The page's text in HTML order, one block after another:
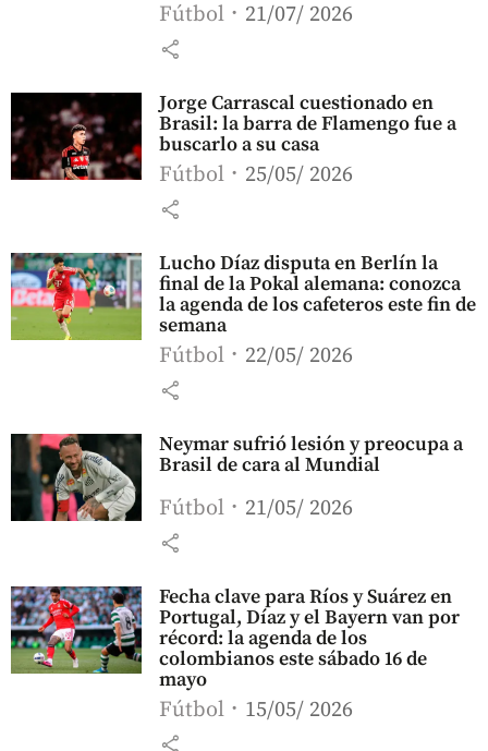
Fútbol 21/07/ 2026
share
Jorge Carrascal cuestionado en
Brasil: la barra de Flamengo fue a
buscarlo a su casa
Fútbol 25/05/ 2026
share
Lucho Díaz disputa en Berlín la
final de la Pokal alemana: conozca
la agenda de los cafeteros este fin de
semana
Fútbol 22/05/ 2026
share
Neymar sufrió lesión y preocupa a
Brasil de cara al Mundial
Fútbol 21/05/ 2026
share
Fecha clave para Ríos y Suárez en
Portugal, Díaz y el Bayern van por
récord: la agenda de los
colombianos este sábado 16 de
mayo
Fútbol 15/05/ 2026
share